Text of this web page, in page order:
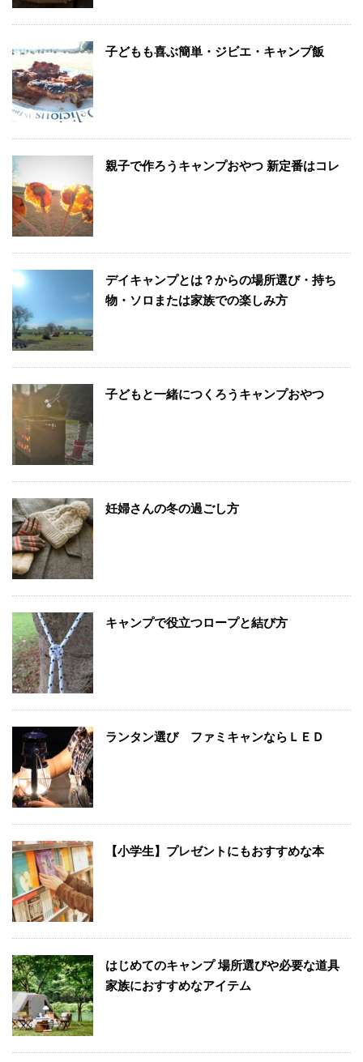
子どもも喜ぶ簡単・ジビエ・キャンプ飯
親子で作ろうキャンプおやつ 新定番はコレ
デイキャンプとは？からの場所選び・持ち
物・ソロまたは家族での楽しみ方
子どもと一緒につくろうキャンプおやつ
妊婦さんの冬の過ごし方
キャンプで役立つロープと結び方
ランタン選び ファミキャンならＬＥＤ
【小学生】プレゼントにもおすすめな本
はじめてのキャンプ 場所選びや必要な道具
家族におすすめなアイテム